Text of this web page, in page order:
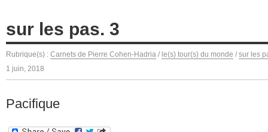
sur les pas. 3
Rubrique(s) : Carnets de Pierre Cohen-Hadria / le(s) tour(s) du monde / sur les
1 juin, 2018
Pacifique